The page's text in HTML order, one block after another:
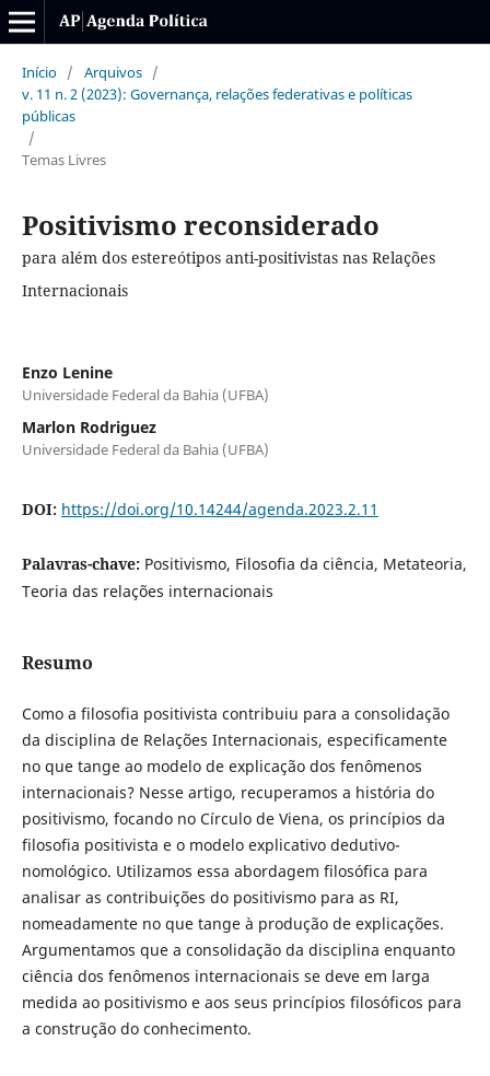
Início / Arquivos /
v. 11 n. 2 (2023): Governança, relações federativas e políticas
públicas
/
Temas Livres
Positivismo reconsiderado
para além dos estereótipos anti-positivistas nas Relações
Internacionais
Enzo Lenine
Universidade Federal da Bahia (UFBA)
Marlon Rodriguez
Universidade Federal da Bahia (UFBA)
DOI: https://doi.org/10.14244/agenda.2023.2.11
Palavras-chave: Positivismo, Filosofia da ciência, Metateoria,
Teoria das relações internacionais
Resumo
Como a filosofia positivista contribuiu para a consolidação
da disciplina de Relações Internacionais, especificamente
no que tange ao modelo de explicação dos fenômenos
internacionais? Nesse artigo, recuperamos a história do
positivismo, focando no Círculo de Viena, os princípios da
filosofia positivista e o modelo explicativo dedutivo-
nomológico. Utilizamos essa abordagem filosófica para
analisar as contribuições do positivismo para as RI,
nomeadamente no que tange à produção de explicações.
Argumentamos que a consolidação da disciplina enquanto
ciência dos fenômenos internacionais se deve em larga
medida ao positivismo e aos seus princípios filosóficos para
a construção do conhecimento.